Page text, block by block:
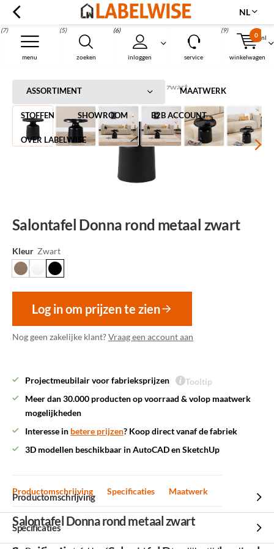
nl
zoeken
(5)
inloggen
(6)
menu
(7)
service winkelwagen
0
(9)
Menu
NL
ASSORTIMENT MAATWERK
STOFFEN SHOWROOM B2B ACCOUNT
OVER LABELWISE
Home Salontafel Donna rond metaal zwart
Salontafel Donna rond metaal zwart
Kleur Zwart
Log in om prijzen te zien
Nog geen zakelijke klant?Vraag een account aan
Projectmeubilair voor fabrieksprijzen
Tooltip
Meer dan 30.000 producten op voorraad & volop maatwerk
mogelijkheden
Interesse in betere prijzen? Koop direct vanaf de fabriek
3D modellen beschikbaar in AutoCAD en SketchUp
Productomschrijving Specificaties Maatwerk
Productomschrijving
Salontafel Donna rond metaal zwart
Specificaties